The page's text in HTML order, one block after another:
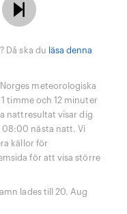
Då ska du läsa denna
meteorologiska
timme och 12 minuter
nattresultat visar dig
08:00 nästa natt. Vi
källor för
för att visa större
lades till 20. Aug